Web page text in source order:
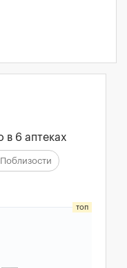
в 6 аптеках
Поблизости